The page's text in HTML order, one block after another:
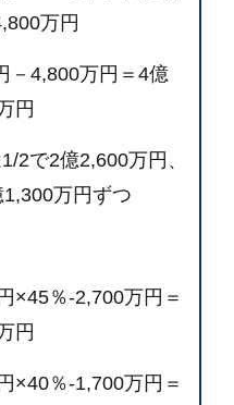
万円
－4,800万円＝4億
円
2で2億2,600万円、
万円ずつ
×45％-2,700万円＝
円
％-1,700万円＝